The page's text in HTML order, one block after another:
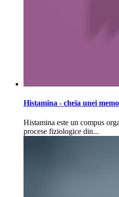
Histamina - cheia unei
Histamina este un compus
procese fiziologice din...